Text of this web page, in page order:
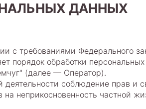
ДАННЫХ
с требованиями Федерального
порядок обработки
(далее — Оператор).
соблюдение прав и
неприкосновенность частной